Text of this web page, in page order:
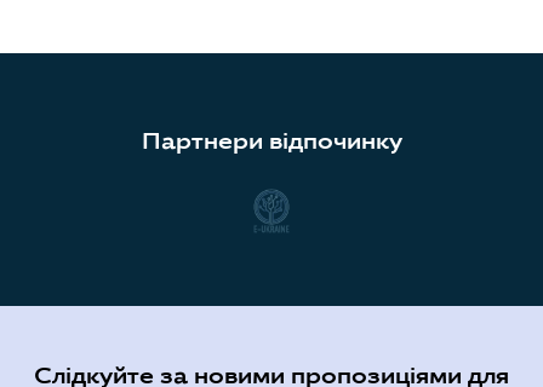
Партнери відпочинку
Слідкуйте за новими пропозиціями для